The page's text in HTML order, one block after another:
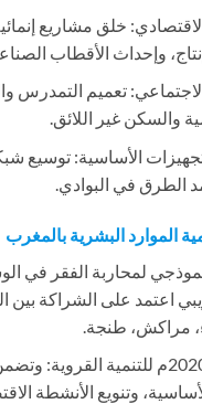
خلق مشاريع
وإحداث الأقطاب
تعميم التمدرس
والسكن غير اللائق.
الأساسية: توسيع
الطرق في البوادي.
الموارد البشرية بالمغرب
لمحاربة الفقر في
اعتمد على الشراكة بين
مراكش، طنجة.
استراتيجية 2020م للتنمية
وتنويع الأنشطة